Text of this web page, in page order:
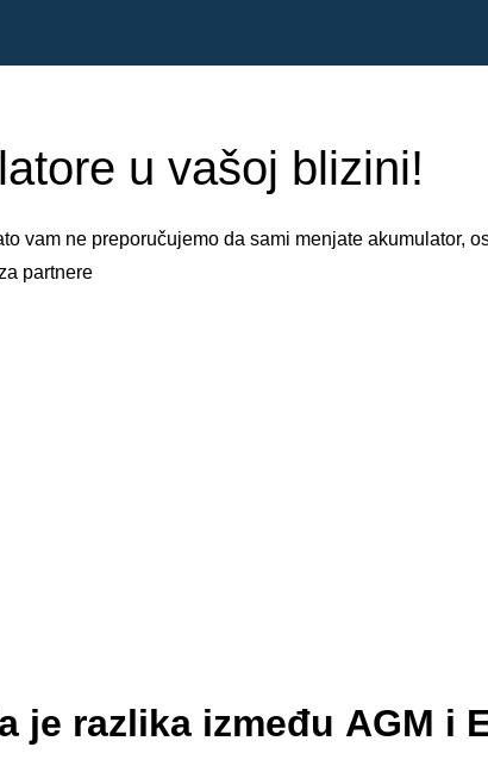
u vašoj blizini!
vam ne preporučujemo da sami menjate akumulator,
partnere
je razlika između AGM i